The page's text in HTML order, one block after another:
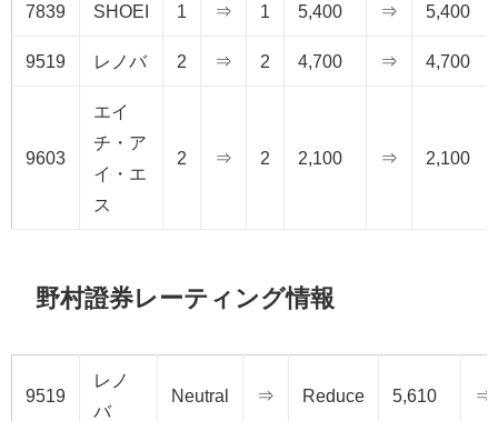
7839 SHOEI 1 ⇒ 1 5,400 ⇒ 5,400
9519 レノバ 2 ⇒ 2 4,700 ⇒ 4,700
9603
エイ
チ・ア
イ・エ
ス
2 ⇒ 2 2,100 ⇒ 2,100
野村證券レーティング情報
9519
レノ
バ
Neutral ⇒ Reduce 5,610 ⇒